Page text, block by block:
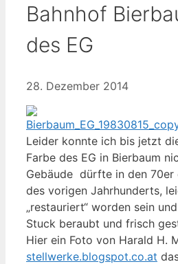
Bahnhof
des EG
28. Dezember 2014
Leider konnte ich bis jetzt
Farbe des EG in Bierbaum
Gebäude dürfte in den 70er
des vorigen Jahrhunderts,
„restauriert“ worden sein
Stuck beraubt und frisch
Hier ein Foto von Harald H.
stellwerke.blogspot.co.at